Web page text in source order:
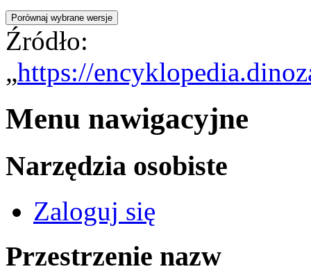
Źródło:
„https://
Menu nawigacyjne
Narzędzia osobiste
Zaloguj się
Przestrzenie nazw